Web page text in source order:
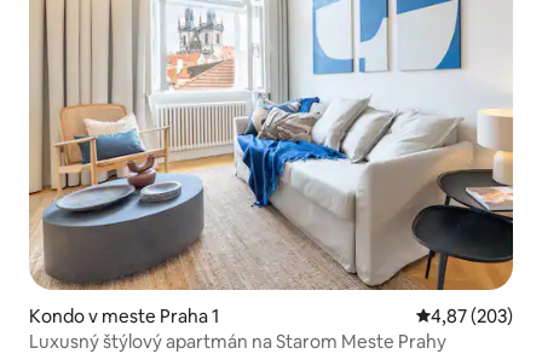
Kondo v meste Praha 1 Priemerné
4,87 (203)
Luxusný štýlový apartmán na Starom Meste Prahy